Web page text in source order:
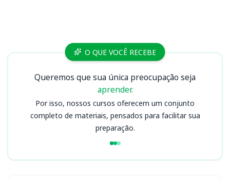
Cursos MP PBO QUE VOCÊ RECEBE
Queremos que sua única preocupação seja
aprender.
Por isso, nossos cursos oferecem um conjunto
completo de materiais, pensados para facilitar sua
preparação.